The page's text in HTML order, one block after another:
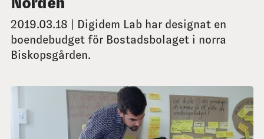
2019.03.18 | Digidem Lab har designat en
boendebudget för Bostadsbolaget i norra
Biskopsgården.